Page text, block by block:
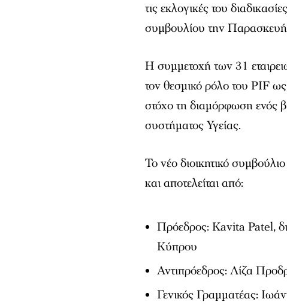
τις εκλογικές του
συμβουλίου την
Η συμμετοχή των 31
τον θεσμικό ρόλο του PIF
στόχο τη διαμόρφωση ενός
συστήματος Υγείας.
Το νέο διοικητικό
και αποτελείται από:
Πρόεδρος: Kavita Patel,
Κύπρου
Αντιπρόεδρος: Λίζα
Γενικός Γραμματέας: